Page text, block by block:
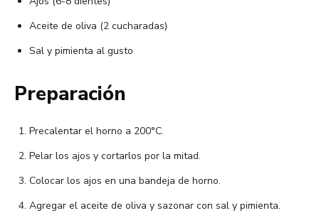
Aceite de oliva (2 cucharadas)
Sal y pimienta al gusto
Preparación
Precalentar el horno a 200°C.
Pelar los ajos y cortarlos por la mitad.
Colocar los ajos en una bandeja de horno.
Agregar el aceite de oliva y sazonar con sal y pimienta.